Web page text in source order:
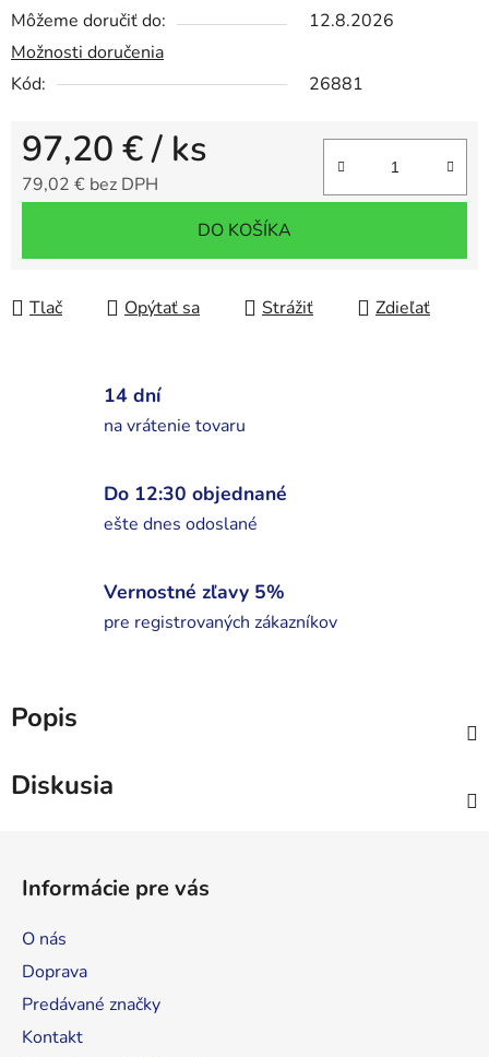
Môžeme doručiť do:
12.8.2026
Možnosti doručenia
Kód:
26881
97,20 €/ ks
79,02 € bez DPH
DO KOŠÍKA
Tlač Opýtať sa Strážiť Zdieľať
14 dní
na vrátenie tovaru
Do 12:30 objednané
ešte dnes odoslané
Vernostné zľavy 5%
pre registrovaných zákazníkov
Popis
Diskusia
Informácie pre vás
O nás
Doprava
Predávané značky
Kontakt